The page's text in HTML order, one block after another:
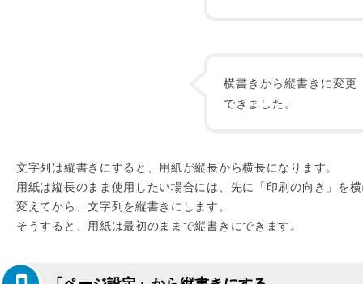
横書きから縦書きに変更
できました。
文字列は縦書きにすると、用紙が縦長から横長になります。
用紙は縦長のまま使用したい場合には、先に「印刷の向き」を
変えてから、文字列を縦書きにします。
そうすると、用紙は最初のままで縦書きにできます。